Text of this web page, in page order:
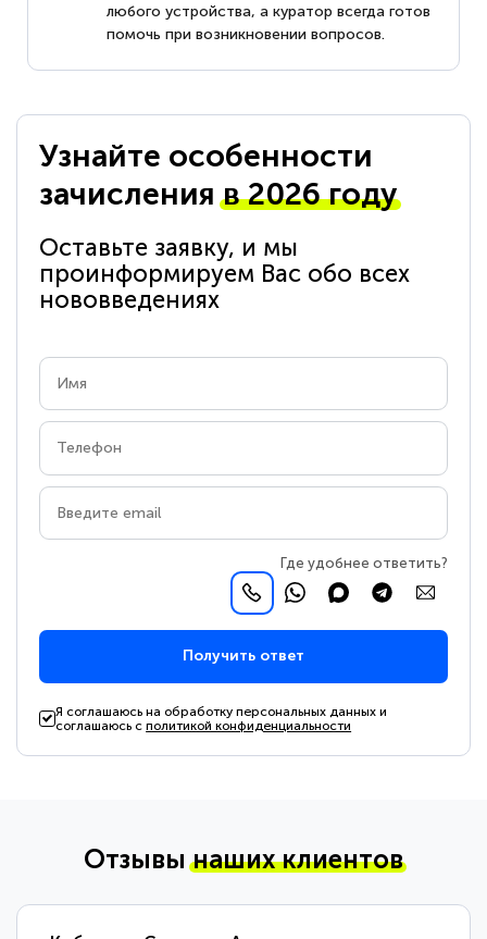
любого устройства, а куратор всегда готов
помочь при возникновении вопросов.
Узнайте особенности
зачисленияв 2026 году
Оставьте заявку, и мы
проинформируем Вас обо всех
нововведениях
Где удобнее ответить?
Получить ответ
Я соглашаюсь на обработку персональных данных и
соглашаюсь сполитикой конфиденциальности
Отзывынаших клиентов